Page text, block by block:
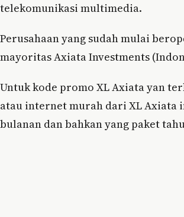
telekomunikasi multimedia.
Perusahaan yang sudah mulai
mayoritas Axiata Investments
Untuk kode promo XL Axiata yan
atau internet murah dari XL Axiata
bulanan dan bahkan yang paket